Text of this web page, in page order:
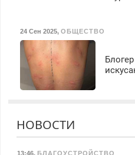
24 Сен 2025, ОБЩЕСТВО
НОВОСТИ
13:46, БЛАГОУСТРОЙСТВО